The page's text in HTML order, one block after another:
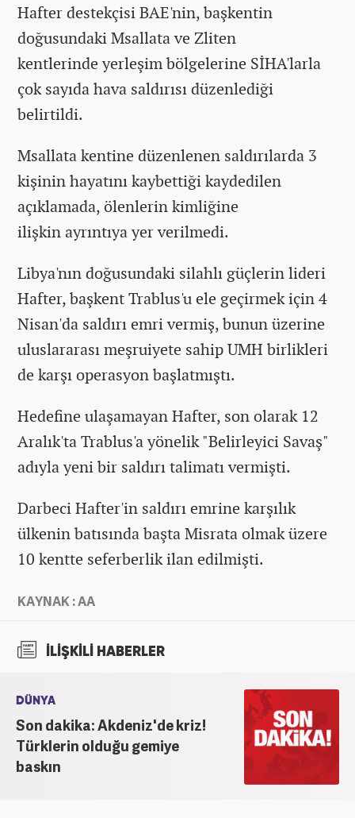
Hafter destekçisi BAE'nin, başkentin
doğusundaki Msallata ve Zliten
kentlerinde yerleşim bölgelerine SİHA'larla
çok sayıda hava saldırısı düzenlediği
belirtildi.
Msallata kentine düzenlenen saldırılarda 3
kişinin hayatını kaybettiği kaydedilen
açıklamada, ölenlerin kimliğine
ilişkin ayrıntıya yer verilmedi.
Libya'nın doğusundaki silahlı güçlerin lideri
Hafter, başkent Trablus'u ele geçirmek için 4
Nisan'da saldırı emri vermiş, bunun üzerine
uluslararası meşruiyete sahip UMH birlikleri
de karşı operasyon başlatmıştı.
Hedefine ulaşamayan Hafter, son olarak 12
Aralık'ta Trablus'a yönelik "Belirleyici Savaş"
adıyla yeni bir saldırı talimatı vermişti.
Darbeci Hafter'in saldırı emrine karşılık
ülkenin batısında başta Misrata olmak üzere
10 kentte seferberlik ilan edilmişti.
KAYNAK : AA
İLİŞKİLİ HABERLER
DÜNYA
Son dakika: Akdeniz'de kriz!
Türklerin olduğu gemiye
baskın